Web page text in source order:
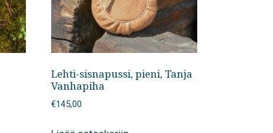
Lehti-sisnapussi, pieni, Tanja
Vanhapiha
€145,00